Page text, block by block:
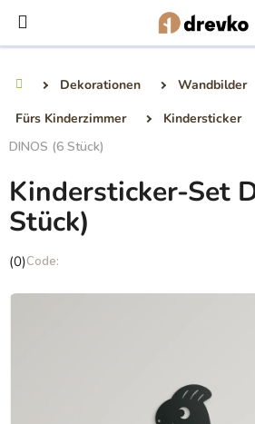
Inhalt
springen
Dekorationen
Wandbilder
Fürs Kinderzimmer
Kindersticker
DINOS (6 Stück)
Kindersticker-Set
Stück)
Die
Produktbewertung
(0)